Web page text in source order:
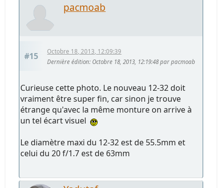
pacmoab
#15
Octobre 18, 2013, 12:09:39
Dernière édition: Octobre 18, 2013, 12:19:48 par pacmoab
Curieuse cette photo. Le nouveau 12-32 doit
vraiment être super fin, car sinon je trouve
étrange qu'avec la même monture on arrive à
un tel écart visuel
Le diamètre maxi du 12-32 est de 55.5mm et
celui du 20 f/1.7 est de 63mm